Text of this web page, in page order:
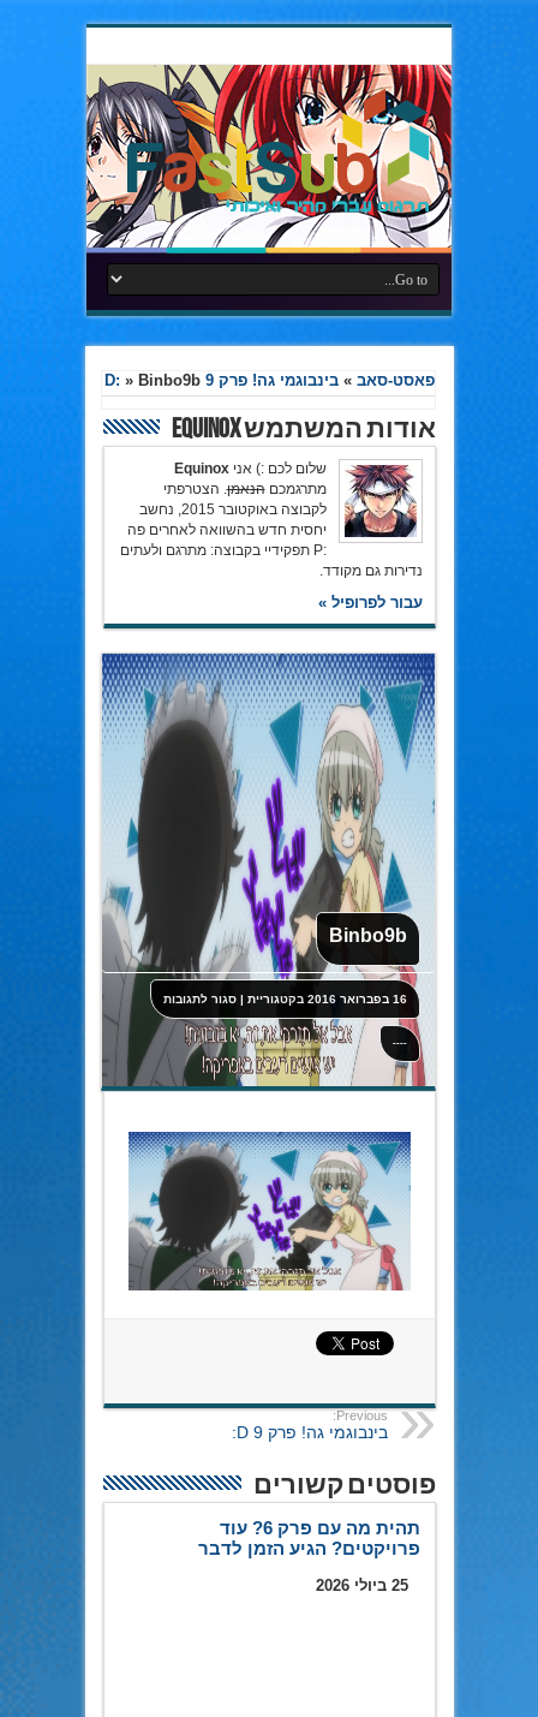
פאסט-סאב »בינבוגמי גה! פרק 9 D: » Binbo9b
אודות המשתמש Equinox
שלום לכם :) אניEquinox
מתרגמכםהנאמן. הצטרפתי
לקבוצה באוקטובר 2015, נחשב
יחסית חדש בהשוואה לאחרים פה
:P תפקידיי בקבוצה: מתרגם ולעתים
נדירות גם מקודד.
עבור לפרופיל »
Binbo9b
16 בפברואר 2016 בקטגוריית |סגור לתגובותעל
Binbo9b
----
Previous:
בינבוגמי גה! פרק 9 D:
פוסטים קשורים
תהית מה עם פרק 6? עוד
פרויקטים? הגיע הזמן לדבר
25 ביולי 2026